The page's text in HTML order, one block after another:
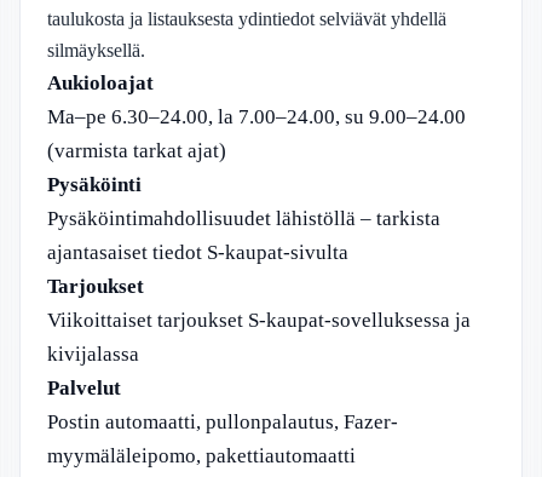
taulukosta ja listauksesta ydintiedot selviävät yhdellä
silmäyksellä.
Aukioloajat
Ma–pe 6.30–24.00, la 7.00–24.00, su 9.00–24.00
(varmista tarkat ajat)
Pysäköinti
Pysäköintimahdollisuudet lähistöllä – tarkista
ajantasaiset tiedot S-kaupat-sivulta
Tarjoukset
Viikoittaiset tarjoukset S-kaupat-sovelluksessa ja
kivijalassa
Palvelut
Postin automaatti, pullonpalautus, Fazer-
myymäläleipomo, pakettiautomaatti